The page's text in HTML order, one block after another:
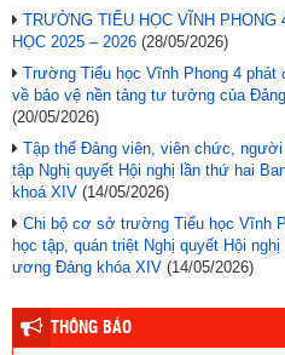
TRƯỜNG TIỂU HỌC VĨNH PHONG
HỌC 2025 – 2026 (28/05/2026)
Trường Tiểu học Vĩnh Phong 4 phát
về bảo vệ nền tảng tư tưởng của
(20/05/2026)
Tập thể Đảng viên, viên chức,
tập Nghị quyết Hội nghị lần thứ hai
khoá XIV (14/05/2026)
Chi bộ cơ sở trường Tiểu học Vĩnh
học tập, quán triệt Nghị quyết Hội
ương Đảng khóa XIV (14/05/2026)
THÔNG BÁO